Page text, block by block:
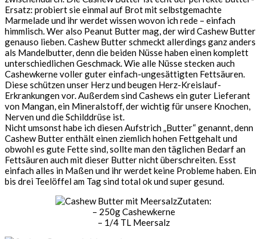
Ersatz: probiert sie einmal auf Brot mit selbstgemachte
Marmelade und ihr werdet wissen wovon ich rede – einfach
himmlisch. Wer also Peanut Butter mag, der wird Cashew Butter
genauso lieben. Cashew Butter schmeckt allerdings ganz anders
als Mandelbutter, denn die beiden Nüsse haben einen komplett
unterschiedlichen Geschmack. Wie alle Nüsse stecken auch
Cashewkerne voller guter einfach-ungesättigten Fettsäuren.
Diese schützen unser Herz und beugen Herz-Kreislauf-
Erkrankungen vor. Außerdem sind Cashews ein guter Lieferant
von Mangan, ein Mineralstoff, der wichtig für unsere Knochen,
Nerven und die Schilddrüse ist.
Nicht umsonst habe ich diesen Aufstrich „Butter“ genannt, denn
Cashew Butter enthält einen ziemlich hohen Fettgehalt und
obwohl es gute Fette sind, sollte man den täglichen Bedarf an
Fettsäuren auch mit dieser Butter nicht überschreiten. Esst
einfach alles in Maßen und ihr werdet keine Probleme haben. Ein
bis drei Teelöffel am Tag sind total ok und super gesund.
Zutaten:
– 250g Cashewkerne
– 1/4 TL Meersalz